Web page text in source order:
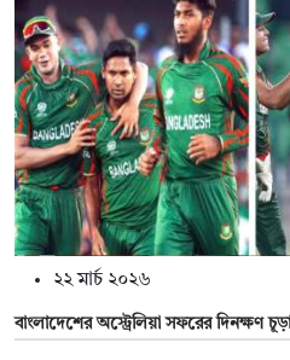
২২ মার্চ ২০২৬
বাংলাদেশের অস্ট্রেলিয়া সফরের দিনক্ষণ